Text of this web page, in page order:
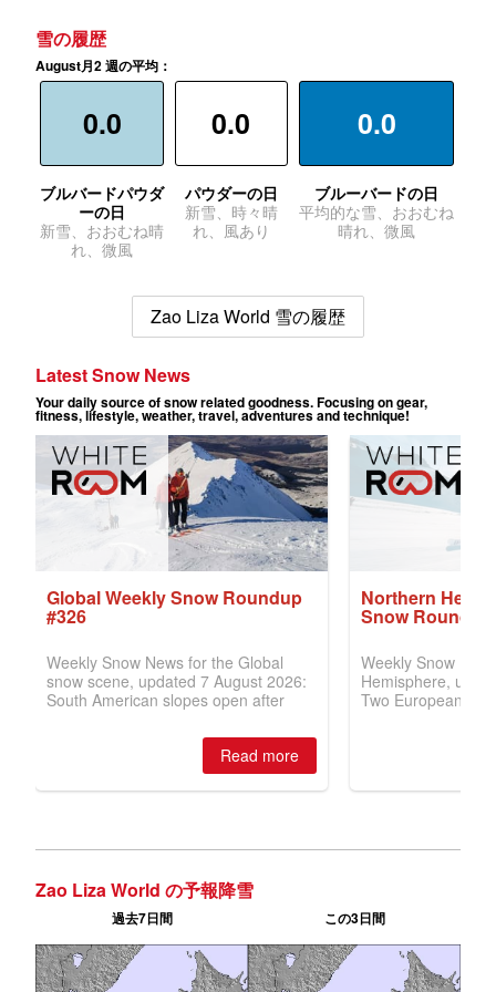
雪の履歴
August月2 週の平均：
0.0
ブルバードパウダ
ーの日
新雪、おおむね晴
れ、微風
0.0
パウダーの日
新雪、時々晴
れ、風あり
0.0
ブルーバードの日
平均的な雪、おおむね
晴れ、微風
Zao Liza World 雪の履歴
Zao Liza World の予報降雪
過去7日間 この3日間